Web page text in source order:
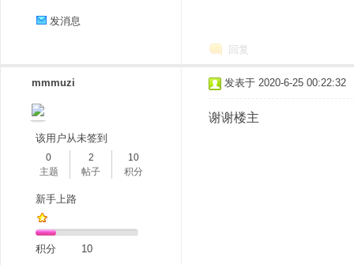
发消息
回复
mmmuzi
该用户从未签到
0
主题
2
帖子
10
积分
新手上路
积分 10
发表于 2020-6-25 00:22:32
谢谢楼主